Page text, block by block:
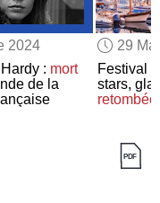
2024
: mort
de la
29
Festival
stars,